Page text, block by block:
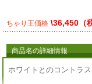
ちゃり王価格 \36,450（
商品名の詳細情報
ホワイトとのコントラ